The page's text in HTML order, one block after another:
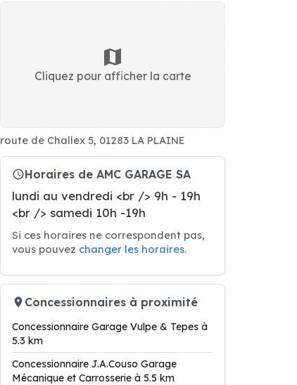
Cliquez pour afficher la carte
route de Challex 5, 01283 LA PLAINE
Horaires de AMC GARAGE SA
lundi au vendredi <br /> 9h - 19h
<br /> samedi 10h -19h
Si ces horaires ne correspondent pas,
vous pouvez changer les horaires.
Concessionnaires à proximité
Concessionnaire Garage Vulpe & Tepes à
5.3 km
Concessionnaire J.A.Couso Garage
Mécanique et Carrosserie à 5.5 km